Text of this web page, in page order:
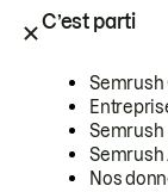
C’est parti
Semrush
Semrush
Semrush
Nos